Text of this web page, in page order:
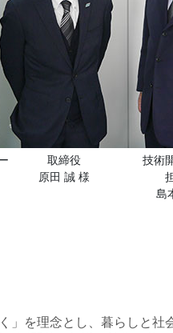
取締役
原田 誠 様
技術
島
」を理念とし、暮らしと